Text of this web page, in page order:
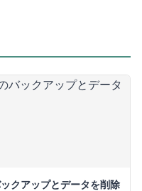
クアップとデータを削除